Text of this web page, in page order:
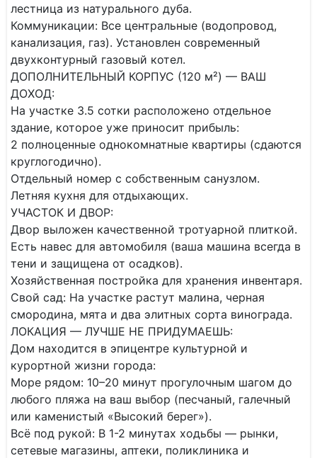
лестница из натурального дуба.
​Коммуникации: Все центральные (водопровод,
канализация, газ). Установлен современный
двухконтурный газовый котел.
​ДОПОЛНИТЕЛЬНЫЙ КОРПУС (120 м²) — ВАШ
ДОХОД:
​На участке 3.5 сотки расположено отдельное
здание, которое уже приносит прибыль:
​2 полноценные однокомнатные квартиры (сдаются
круглогодично).
​Отдельный номер с собственным санузлом.
​Летняя кухня для отдыхающих.
​УЧАСТОК И ДВОР:
​Двор выложен качественной тротуарной плиткой.
​Есть навес для автомобиля (ваша машина всегда в
тени и защищена от осадков).
​Хозяйственная постройка для хранения инвентаря.
​Свой сад: На участке растут малина, черная
смородина, мята и два элитных сорта винограда.
​ЛОКАЦИЯ — ЛУЧШЕ НЕ ПРИДУМАЕШЬ:
​Дом находится в эпицентре культурной и
курортной жизни города:
​Море рядом: 10–20 минут прогулочным шагом до
любого пляжа на ваш выбор (песчаный, галечный
или каменистый «Высокий берег»).
​Всё под рукой: В 1-2 минутах ходьбы — рынки,
сетевые магазины, аптеки, поликлиника и